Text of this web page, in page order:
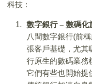
科技：
數字銀行– 數碼化
八間數字銀行(前
張客戶基礎，尤其
行原生的數碼業務
它們有些也開始提